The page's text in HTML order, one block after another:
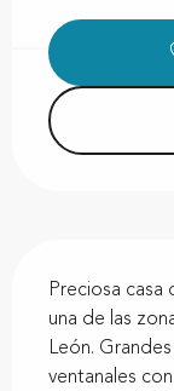
Preciosa casa
una de las
León.
ventanales